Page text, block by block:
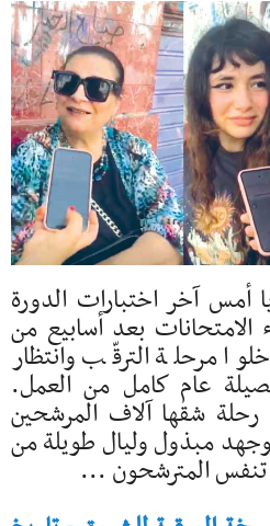
أمس آخر اختبارات الدورة
الامتحانات بعد أسابيع من
مرحلة الترقّب وانتظار
عام كامل من العمل.
شقها آلاف المرشحين
مبذول وليال طويلة من
تنفس المترشحون ...